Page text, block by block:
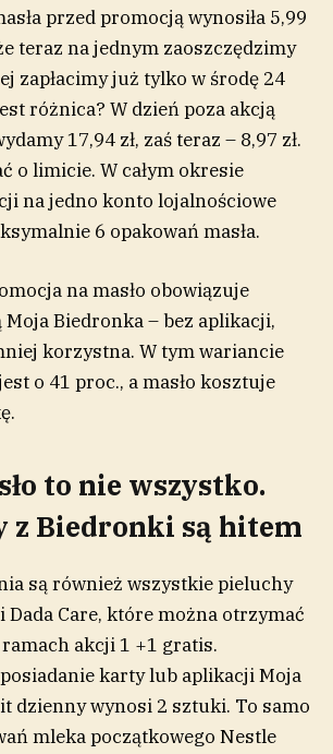
przed promocją wynosiła 5,99
teraz na jednym zaoszczędzimy
zapłacimy już tylko w środę 24
różnica? W dzień poza akcją
17,94 zł, zaś teraz – 8,97 zł.
o limicie. W całym okresie
na jedno konto lojalnościowe
6 opakowań masła.
na masło obowiązuje
Biedronka – bez aplikacji,
korzystna. W tym wariancie
o 41 proc., a masło kosztuje
to nie wszystko.
z Biedronki są hitem
są również wszystkie pieluchy
Dada Care, które można otrzymać
akcji 1 +1 gratis.
karty lub aplikacji Moja
dzienny wynosi 2 sztuki. To samo
mleka początkowego Nestle